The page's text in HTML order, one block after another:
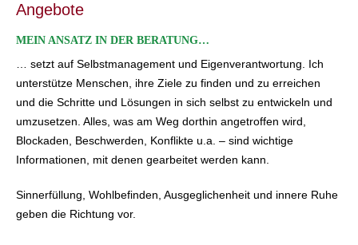
Angebote
MEIN ANSATZ IN DER BERATUNG…
… setzt auf Selbstmanagement und Eigenverantwortung. Ich
unterstütze Menschen, ihre Ziele zu finden und zu erreichen
und die Schritte und Lösungen in sich selbst zu entwickeln und
umzusetzen. Alles, was am Weg dorthin angetroffen wird,
Blockaden, Beschwerden, Konflikte u.a. – sind wichtige
Informationen, mit denen gearbeitet werden kann.
Sinnerfüllung, Wohlbefinden, Ausgeglichenheit und innere Ruhe
geben die Richtung vor.